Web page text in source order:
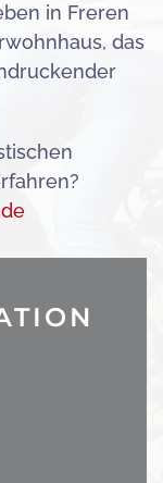
in Freren
das